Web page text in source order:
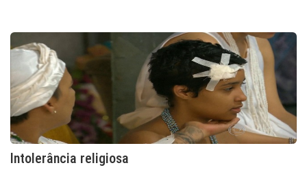
Intolerância religiosa